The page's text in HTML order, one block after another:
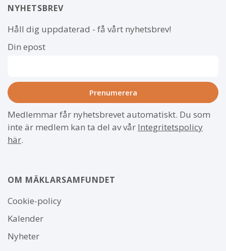
NYHETSBREV
Håll dig uppdaterad - få vårt nyhetsbrev!
Din epost
Medlemmar får nyhetsbrevet automatiskt. Du som
inte är medlem kan ta del av vår Integritetspolicy
här.
OM MÄKLARSAMFUNDET
Om
webbplatsen
Cookie-policy
Kalender
Nyheter